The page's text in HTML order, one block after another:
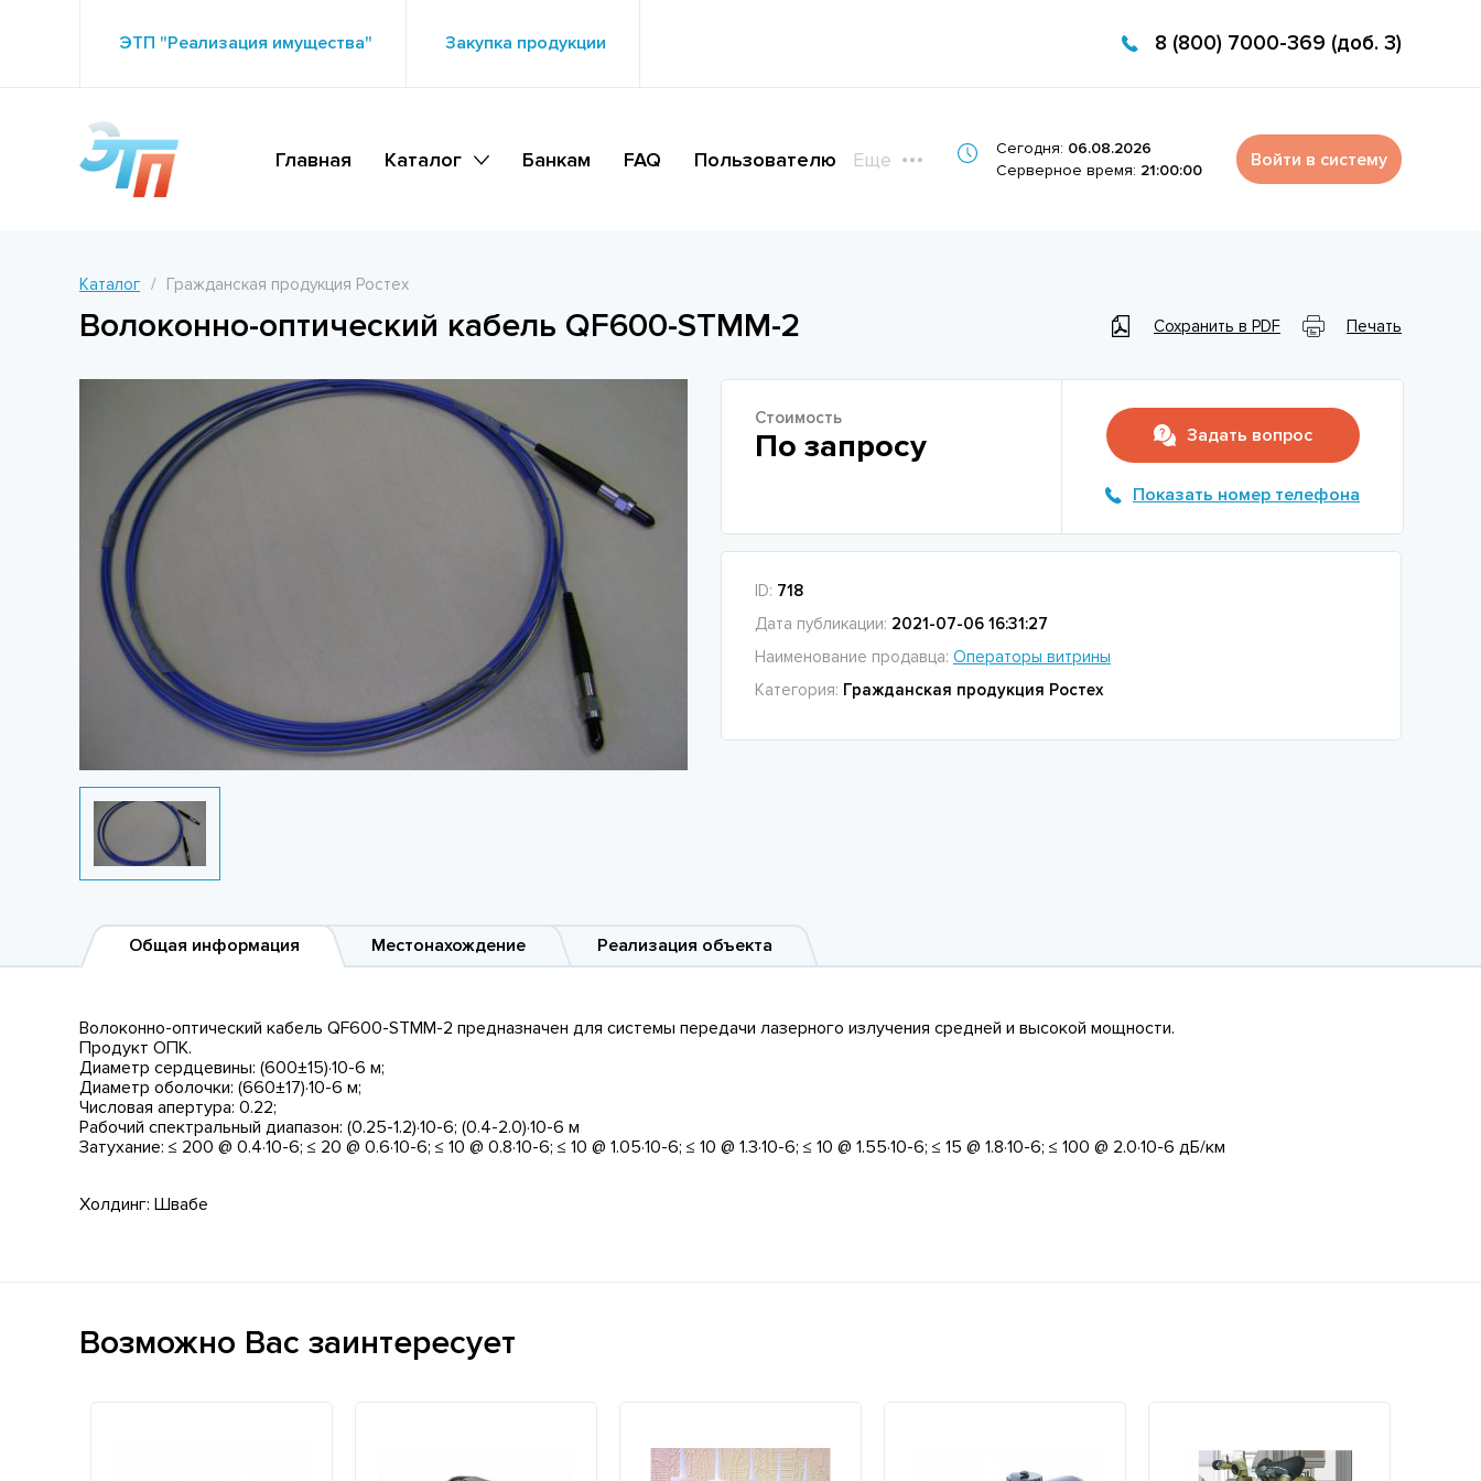
ЭТП "Реализация имущества" Закупка продукции 8 (800) 7000-369 (доб. 3)
Главная Каталог Банкам FAQ Пользователю Еще Сегодня: 06.08.2026
Серверное время: 21:00:00 Войти в систему
Каталог Гражданская продукция Ростех
Волоконно-оптический кабель QF600-STMM-2 Сохранить в PDF Печать
Стоимость
По запросу Задать вопрос
Показать номер телефона
ID: 718
Дата публикации: 2021-07-06 16:31:27
Наименование продавца: Операторы витрины
Категория: Гражданская продукция Ростех
Общая информация Местонахождение Реализация объекта
Волоконно-оптический кабель QF600-STMM-2 предназначен для системы передачи лазерного излучения средней и высокой мощности.
Продукт ОПК.
Диаметр сердцевины: (600±15)·10-6 м;
Диаметр оболочки: (660±17)·10-6 м;
Числовая апертура: 0.22;
Рабочий спектральный диапазон: (0.25-1.2)·10-6; (0.4-2.0)·10-6 м
Затухание: ≤ 200 @ 0.4·10-6; ≤ 20 @ 0.6·10-6; ≤ 10 @ 0.8·10-6; ≤ 10 @ 1.05·10-6; ≤ 10 @ 1.3·10-6; ≤ 10 @ 1.55·10-6; ≤ 15 @ 1.8·10-6; ≤ 100 @ 2.0·10-6 дБ/км
Холдинг: Швабе
Возможно Вас заинтересует